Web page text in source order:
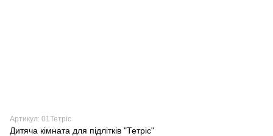
Артикул: 01Тетріс
Дитяча кімната для підлітків "Тетріс"